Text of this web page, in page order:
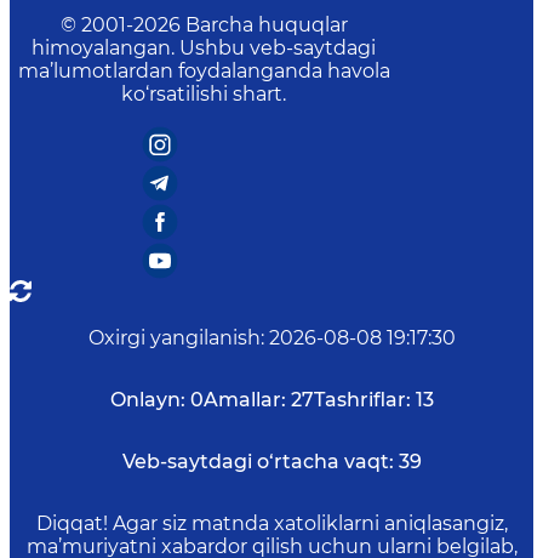
© 2001-2026 Barcha huquqlar
himoyalangan. Ushbu veb-saytdagi
ma’lumotlardan foydalanganda havola
ko‘rsatilishi shart.
Oxirgi yangilanish: 2026-08-08 19:17:30
Onlayn: 0Amallar: 27Tashriflar: 13
Veb-saytdagi o‘rtacha vaqt: 39
Diqqat! Agar siz matnda xatoliklarni aniqlasangiz,
ma’muriyatni xabardor qilish uchun ularni belgilab,